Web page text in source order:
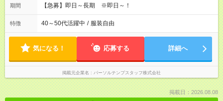
期間 【急募】即日～長期 ※即日～！
特徴 40～50代活躍中 / 服装自由
気になる！ 応募する 詳細へ
掲載元企業名 パーソルテンプスタッフ株式会社
掲載日：2026.08.08